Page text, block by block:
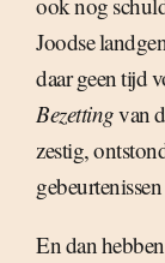
Joodse
daar geen tijd
Bezettingvan
zestig,
En dan